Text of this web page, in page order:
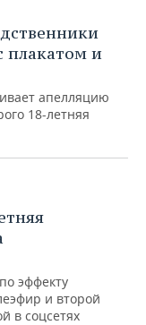
плакатом и
апелляцию
18-летняя
эффекту
и второй
в соцсетях